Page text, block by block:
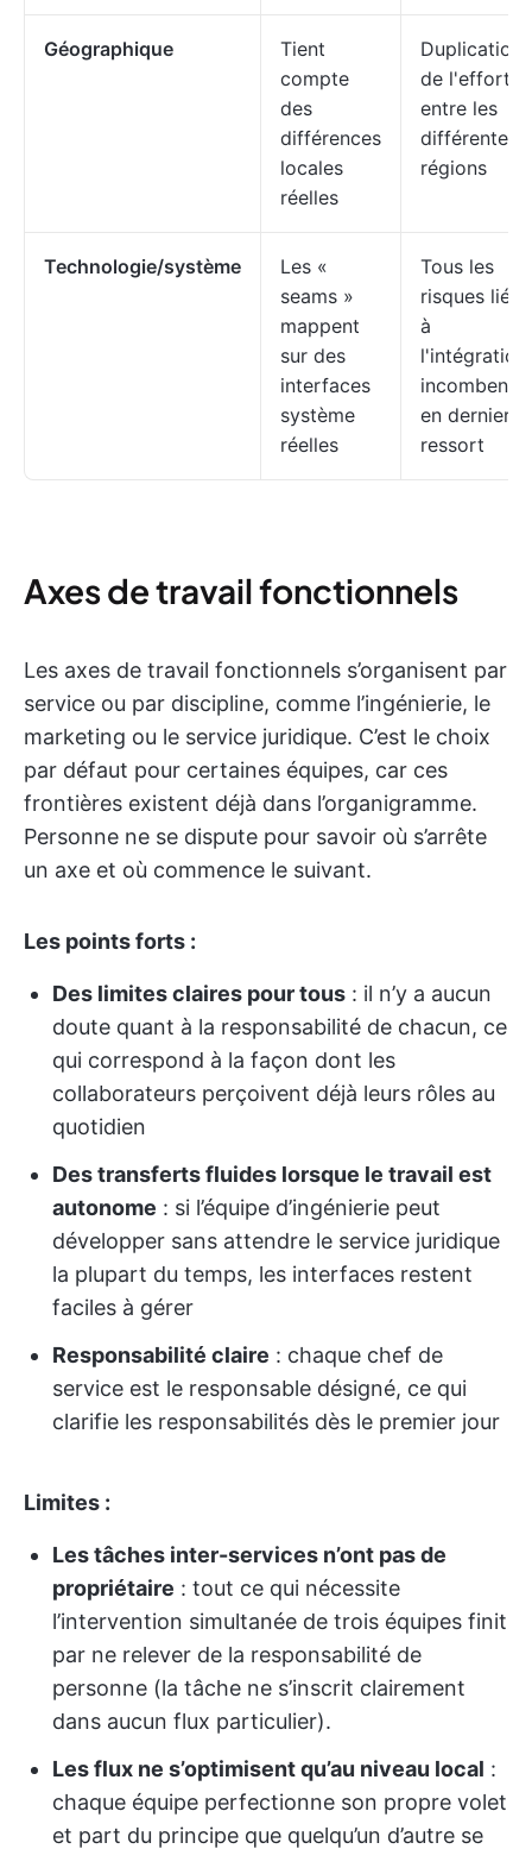
Géographique
Tient
compte
des
différences
locales
réelles
Duplication
de l'effort
entre les
différentes
régions
Technologie/système
Les «
seams »
mappent
sur des
interfaces
système
réelles
Tous les
risques liés
à
l'intégration
incombent
en dernier
ressort
Axes de travail fonctionnels
Les axes de travail fonctionnels s’organisent par
service ou par discipline, comme l’ingénierie, le
marketing ou le service juridique. C’est le choix
par défaut pour certaines équipes, car ces
frontières existent déjà dans l’organigramme.
Personne ne se dispute pour savoir où s’arrête
un axe et où commence le suivant.
Les points forts :
Des limites claires pour tous : il n’y a aucun
doute quant à la responsabilité de chacun, ce
qui correspond à la façon dont les
collaborateurs perçoivent déjà leurs rôles au
quotidien
Des transferts fluides lorsque le travail est
autonome : si l’équipe d’ingénierie peut
développer sans attendre le service juridique
la plupart du temps, les interfaces restent
faciles à gérer
Responsabilité claire : chaque chef de
service est le responsable désigné, ce qui
clarifie les responsabilités dès le premier jour
Limites :
Les tâches inter-services n’ont pas de
propriétaire : tout ce qui nécessite
l’intervention simultanée de trois équipes finit
par ne relever de la responsabilité de
personne (la tâche ne s’inscrit clairement
dans aucun flux particulier).
Les flux ne s’optimisent qu’au niveau local :
chaque équipe perfectionne son propre volet
et part du principe que quelqu’un d’autre se